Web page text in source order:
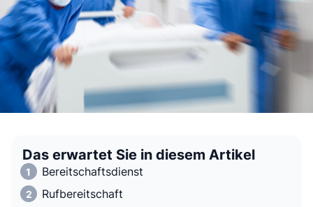
Das erwartet Sie in diesem Artikel
Bereitschaftsdienst
Rufbereitschaft